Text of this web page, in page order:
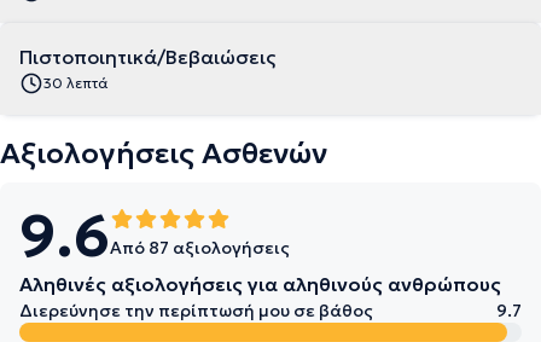
Πιστοποιητικά/Βεβαιώσεις
30 λεπτά
Αξιολογήσεις Ασθενών
9.6Από 87 αξιολογήσεις
Αληθινές αξιολογήσεις για αληθινούς ανθρώπους
Διερεύνησε την περίπτωσή μου σε βάθος
9.7